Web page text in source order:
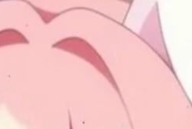
anh-avatar-nu-ngau